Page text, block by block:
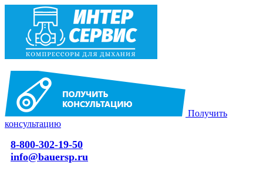
Получить
консультацию
8-800-302-19-50
info@bauersp.ru